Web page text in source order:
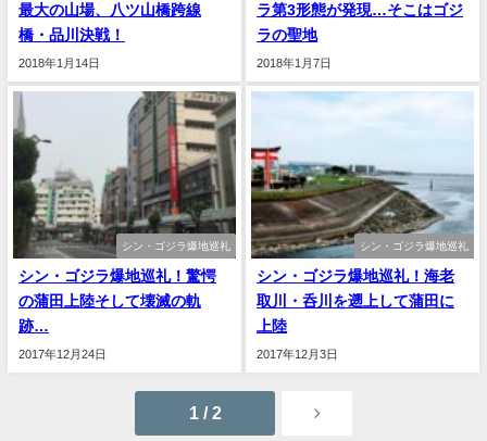
最大の山場、八ツ山橋跨線
橋・品川決戦！
2018年1月14日
ラ第3形態が発現…そこはゴジ
ラの聖地
2018年1月7日
シン・ゴジラ爆地巡礼
シン・ゴジラ爆地巡礼！驚愕
の蒲田上陸そして壊滅の軌
跡…
2017年12月24日
シン・ゴジラ爆地巡礼
シン・ゴジラ爆地巡礼！海老
取川・呑川を遡上して蒲田に
上陸
2017年12月3日
1 / 2